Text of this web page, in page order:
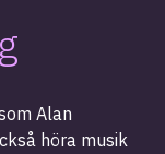
Alan
höra musik